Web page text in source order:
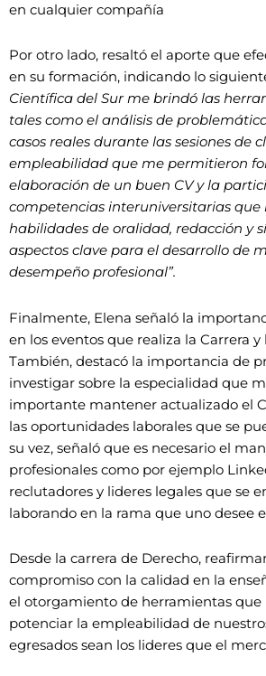
en cualquier compañía
Por otro lado, resaltó el aporte que
en su formación, indicando lo
Científica del Sur me brindó las
tales como el análisis de
casos reales durante las sesiones de
empleabilidad que me permitieron
elaboración de un buen CV y la
competencias interuniversitarias
habilidades de oralidad, redacción y
aspectos clave para el desarrollo de
desempeño profesional”.
Finalmente, Elena señaló la
en los eventos que realiza la Carrera y
También, destacó la importancia de
investigar sobre la especialidad que
importante mantener actualizado el
las oportunidades laborales que se
su vez, señaló que es necesario el
profesionales como por ejemplo
reclutadores y lideres legales que se
laborando en la rama que uno desee
Desde la carrera de Derecho,
compromiso con la calidad en la
el otorgamiento de herramientas
potenciar la empleabilidad de
egresados sean los lideres que el